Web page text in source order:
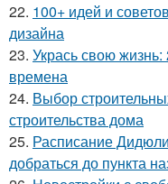
22. 100+ идей и
дизайна
23. Укрась свою жизнь:
времена
24. Выбор
строительства дома
25. Расписание
добраться до пункта